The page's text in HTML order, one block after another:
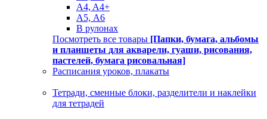
A4, A4+
А5, А6
В рулонах
Посмотреть все товары [Папки, бумага, альбомы
и планшеты для акварели, гуаши, рисования,
пастелей, бумага рисовальная]
Расписания уроков, плакаты
Тетради, сменные блоки, разделители и наклейки
для тетрадей